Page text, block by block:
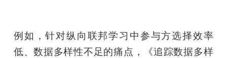
例如，针对纵向联邦学习中参与方选择效率
低、数据多样性不足的痛点，《追踪数据多样